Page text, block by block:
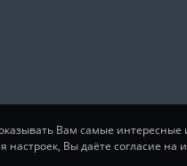
Вам самые
Вы даёте согласие